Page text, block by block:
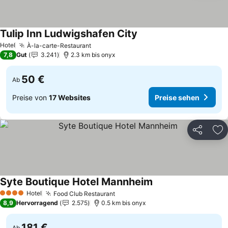
Hotel À-la-carte-RestaurantPreise sehen
Tulip Inn Ludwigshafen City
7,8 Gut 3.241 2.3 km bis onyx
Ab 50 €
Preise von 17 Websites Preise sehen
Teilen
4 Sterne Hotel Food Club RestaurantPreise sehen
Syte Boutique Hotel Mannheim
8,9 Hervorragend 2.575 0.5 km bis onyx